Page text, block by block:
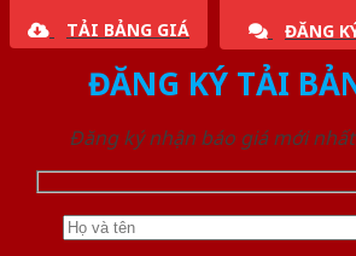
TẢI BẢNG GIÁ ĐĂNG
ĐĂNG KÝ TẢI
Đăng ký nhận báo giá mới